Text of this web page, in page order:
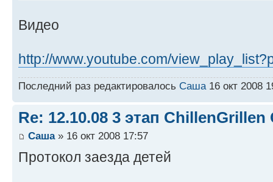
Видео
http://www.youtube.com/
Последний раз редактировалось Саша16 окт 2008
Re: 12.10.08 3 этап ChillenGrillen
Саша» 16 окт 2008 17:57
Протокол заезда детей